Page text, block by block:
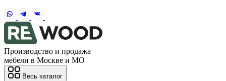
Производство и продажа
мебели в Москве и МО
Весь каталог